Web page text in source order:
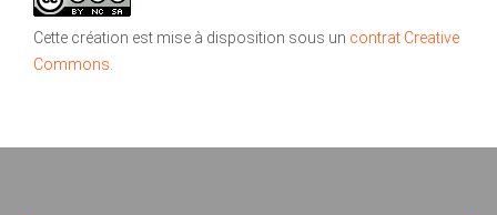
Cette création est mise à disposition sous un contrat Creative
Commons